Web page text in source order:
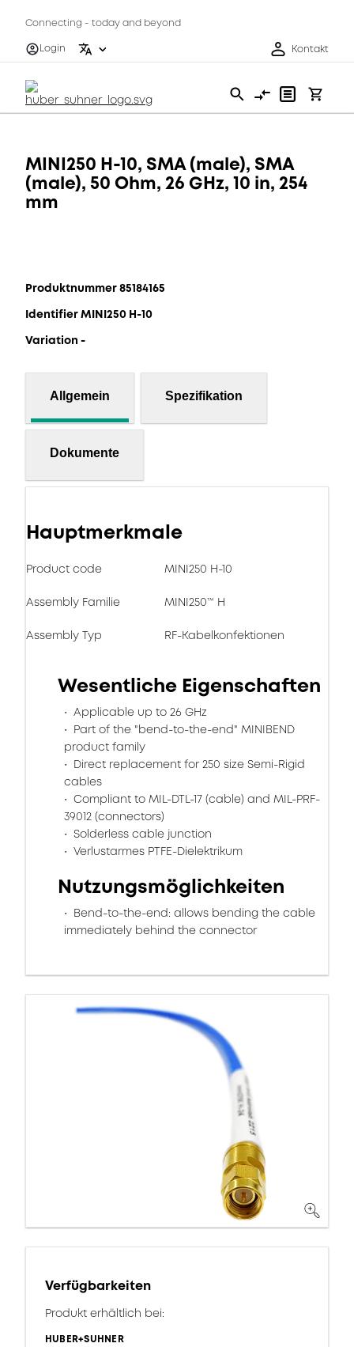
Connecting - today and beyond
Login
Kontakt
MINI250 H-10, SMA (male), SMA
(male), 50 Ohm, 26 GHz, 10 in, 254
mm
Produktnummer 85184165
Identifier MINI250 H-10
Variation -
Allgemein Spezifikation
Dokumente
Hauptmerkmale
Product code MINI250 H-10
Assembly Familie MINI250™ H
Assembly Typ RF-Kabelkonfektionen
Wesentliche Eigenschaften
Applicable up to 26 GHz
Part of the "bend-to-the-end" MINIBEND
product family
Direct replacement for 250 size Semi-Rigid
cables
Compliant to MIL-DTL-17 (cable) and MIL-PRF-
39012 (connectors)
Solderless cable junction
Verlustarmes PTFE-Dielektrikum
Nutzungsmöglichkeiten
Bend-to-the-end: allows bending the cable
immediately behind the connector
Verfügbarkeiten
Produkt erhältlich bei:
HUBER+SUHNER